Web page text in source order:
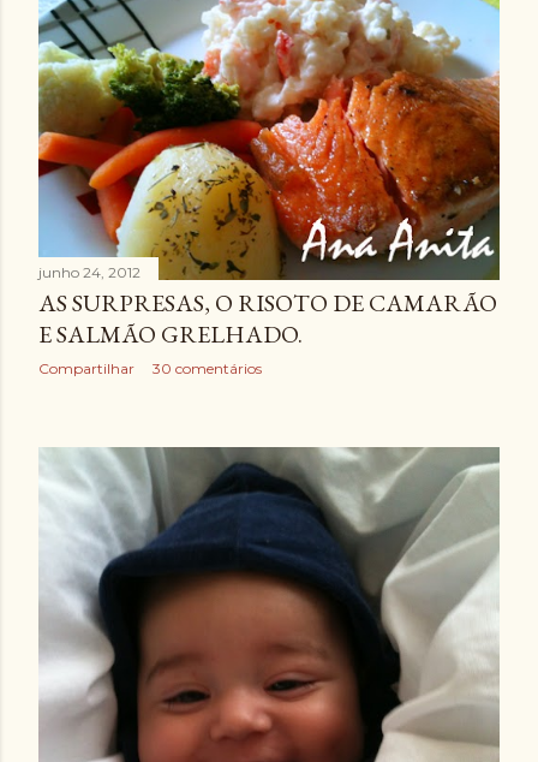
junho 24, 2012
AS SURPRESAS, O RISOTO DE CAMARÃO
E SALMÃO GRELHADO.
Compartilhar 30 comentários